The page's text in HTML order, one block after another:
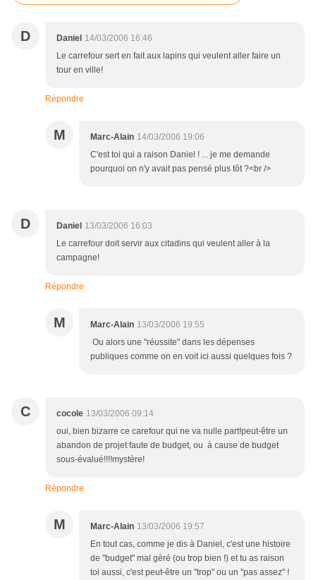
D Daniel 14/03/2006 16:46
Le carrefour sert en fait aux lapins qui veulent aller faire un
tour en ville!
Répondre
M Marc-Alain 14/03/2006 19:06
C'est toi qui a raison Daniel ! ... je me demande
pourquoi on n'y avait pas pensé plus tôt ?<br />
D Daniel 13/03/2006 16:03
Le carrefour doit servir aux citadins qui veulent aller à la
campagne!
Répondre
M Marc-Alain 13/03/2006 19:55
Ou alors une "réussite" dans les dépenses
publiques comme on en voit ici aussi quelques fois ?
C cocole 13/03/2006 09:14
oui, bien bizarre ce carefour qui ne va nulle part!peut-être un
abandon de projet faute de budget, ou à cause de budget
sous-évalué!!!!mystère!
Répondre
M Marc-Alain 13/03/2006 19:57
En tout cas, comme je dis à Daniel, c'est une histoire
de "budget" mal gèré (ou trop bien !) et tu as raison
toi aussi, c'est peut-être un "trop" ou un "pas assez" !